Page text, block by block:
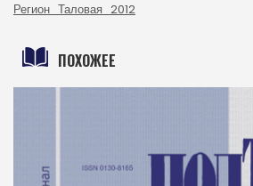
Регион_Таловая_2012
ПОХОЖЕЕ